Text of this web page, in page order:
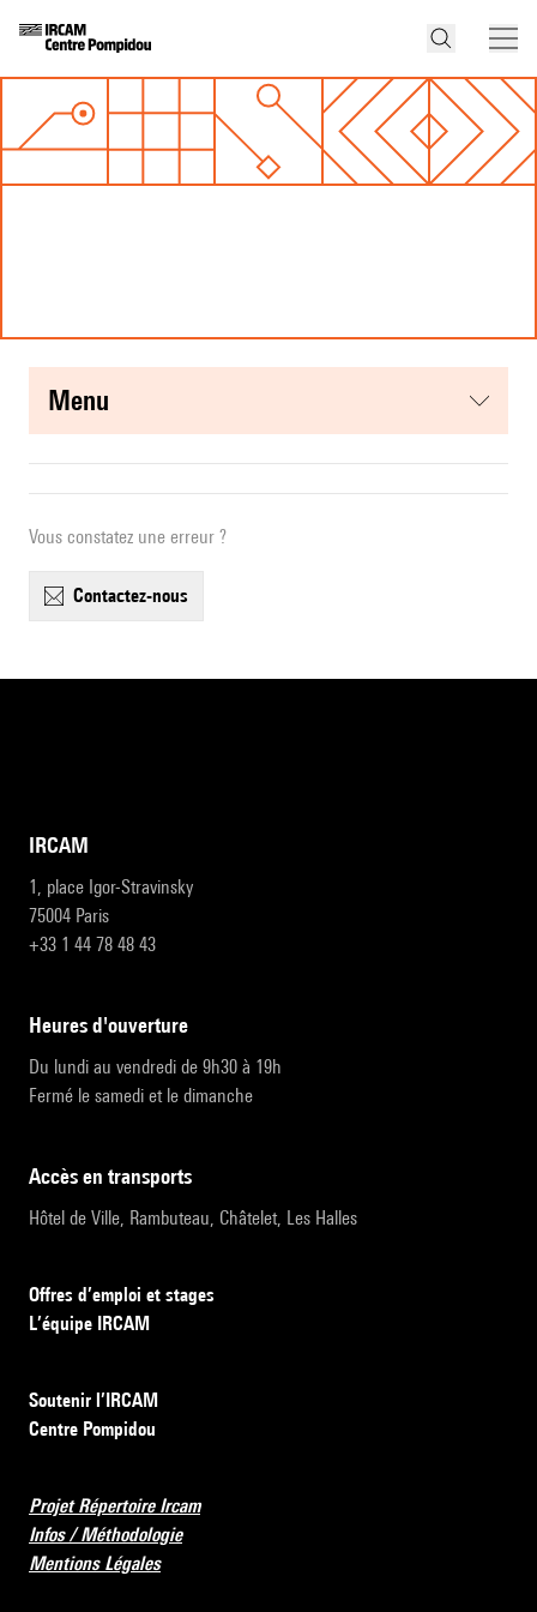
menu
Vous constatez une erreur ?
contactez-nous
IRCAM
1, place Igor-Stravinsky
75004 Paris
+33 1 44 78 48 43
heures d'ouverture
Du lundi au vendredi de 9h30 à 19h
Fermé le samedi et le dimanche
accès en transports
Hôtel de Ville, Rambuteau, Châtelet, Les Halles
Offres d’emploi et stages
L’équipe IRCAM
Soutenir l’IRCAM
Centre Pompidou
Projet Répertoire Ircam
Infos / Méthodologie
Mentions Légales